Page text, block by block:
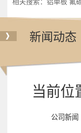
相关搜索： 铝单板 氟
新闻动态
当前位
公司新闻